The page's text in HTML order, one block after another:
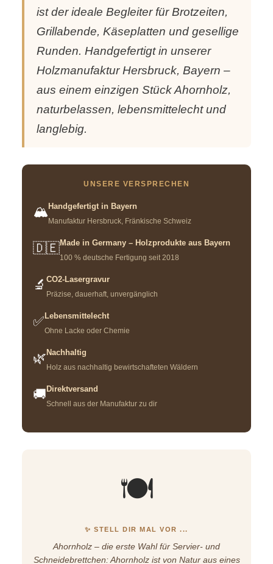
ist der ideale Begleiter für Brotzeiten,
Grillabende, Käseplatten und gesellige
Runden. Handgefertigt in unserer
Holzmanufaktur Hersbruck, Bayern –
aus einem einzigen Stück Ahornholz,
naturbelassen, lebensmittelecht und
langlebig.
🍽️
✨ STELL DIR MAL VOR ...
Ahornholz – die erste Wahl für Servier- und
Schneidebrettchen: Ahornholz ist von Natur aus eines
UNSERE VERSPRECHEN
🏔️ Handgefertigt in Bayern
Manufaktur Hersbruck, Fränkische Schweiz
🇩🇪Made in Germany – Holzprodukte aus Bayern
100 % deutsche Fertigung seit 2018
🔬 CO2-Lasergravur
Präzise, dauerhaft, unvergänglich
✅ Lebensmittelecht
Ohne Lacke oder Chemie
🌿 Nachhaltig
Holz aus nachhaltig bewirtschafteten Wäldern
🚚 Direktversand
Schnell aus der Manufaktur zu dir